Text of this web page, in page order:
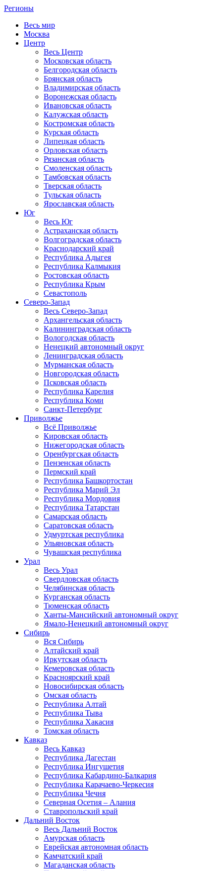
Регионы
Весь мир
Москва
Центр
Весь Центр
Московская область
Белгородская область
Брянская область
Владимирская область
Воронежская область
Ивановская область
Калужская область
Костромская область
Курская область
Липецкая область
Орловская область
Рязанская область
Смоленская область
Тамбовская область
Тверская область
Тульская область
Ярославская область
Юг
Весь Юг
Астраханская область
Волгоградская область
Краснодарский край
Республика Адыгея
Республика Калмыкия
Ростовская область
Республика Крым
Севастополь
Северо-Запад
Весь Северо-Запад
Архангельская область
Калининградская область
Вологодская область
Ненецкий автономный округ
Ленинградская область
Мурманская область
Новгородская область
Псковская область
Республика Карелия
Республика Коми
Санкт-Петербург
Приволжье
Всё Приволжье
Кировская область
Нижегородская область
Оренбургская область
Пензенская область
Пермский край
Республика Башкортостан
Республика Марий Эл
Республика Мордовия
Республика Татарстан
Самарская область
Саратовская область
Удмуртская республика
Ульяновская область
Чувашская республика
Урал
Весь Урал
Свердловская область
Челябинская область
Курганская область
Тюменская область
Ханты-Мансийский автономный округ
Ямало-Ненецкий автономный округ
Сибирь
Вся Сибирь
Алтайский край
Иркутская область
Кемеровская область
Красноярский край
Новосибирская область
Омская область
Республика Алтай
Республика Тыва
Республика Хакасия
Томская область
Кавказ
Весь Кавказ
Республика Дагестан
Республика Ингушетия
Республика Кабардино-Балкария
Республика Карачаево-Черкесия
Республика Чечня
Северная Осетия – Алания
Ставропольский край
Дальний Восток
Весь Дальний Восток
Амурская область
Еврейская автономная область
Камчатский край
Магаданская область